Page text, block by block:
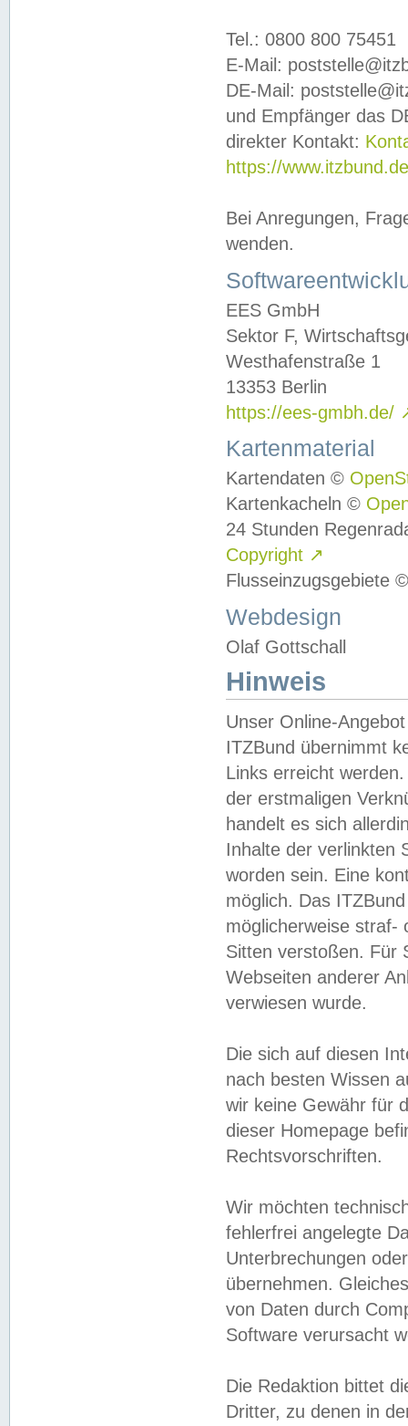
Tel.: 0800 800 75451
E-Mail:
DE-Mail:
und Empfänger das
direkter Kontakt:
https://
Bei Anregungen,
wenden.
EES GmbH
Sektor F,
Westhafenstraße 1
13353 Berlin
https://ees-gmbh.de/
Kartenmaterial
Kartendaten ©
Kartenkacheln ©
24 Stunden
Copyright ↗
Flusseinzugsgebiete
Webdesign
Olaf Gottschall
Hinweis
Unser Online-
ITZBund übernimmt
Links erreicht
der erstmaligen
handelt es sich
Inhalte der verlinkten
worden sein. Eine
möglich. Das
möglicherweise straf-
Sitten verstoßen. Für
Webseiten anderer
verwiesen wurde.
Die sich auf diesen
nach besten Wissen
wir keine Gewähr für
dieser Homepage
Rechtsvorschriften.
Wir möchten
fehlerfrei angelegte
Unterbrechungen
übernehmen.
von Daten durch
Software verursacht
Die Redaktion bittet
Dritter, zu denen in